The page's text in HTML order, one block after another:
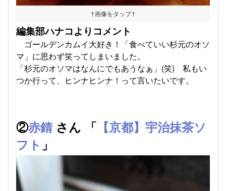
↑画像をタップ↑
編集部ハナコよりコメント
ゴールデンカムイ大好き！「食べていい杉元のオソ
マ」に思わず笑ってしまいました。
「杉元のオソマはなんにでもあうなぁ」(笑) 私もい
つか行って、ヒンナヒンナ！って言いたいです。
②赤錆さん 「 【京都】宇治抹茶ソ
フト 」